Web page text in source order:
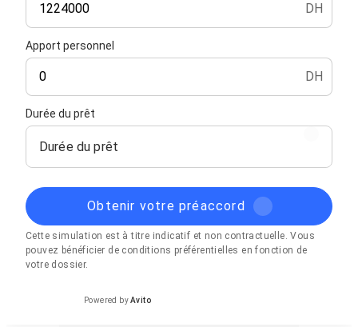
DH
Apport personnel
DH
Durée du prêt
Durée du prêt
Obtenir votre préaccord
Cette simulation est à titre indicatif et non contractuelle. Vous
pouvez bénéficier de conditions préférentielles en fonction de
votre dossier.
Powered byAvito